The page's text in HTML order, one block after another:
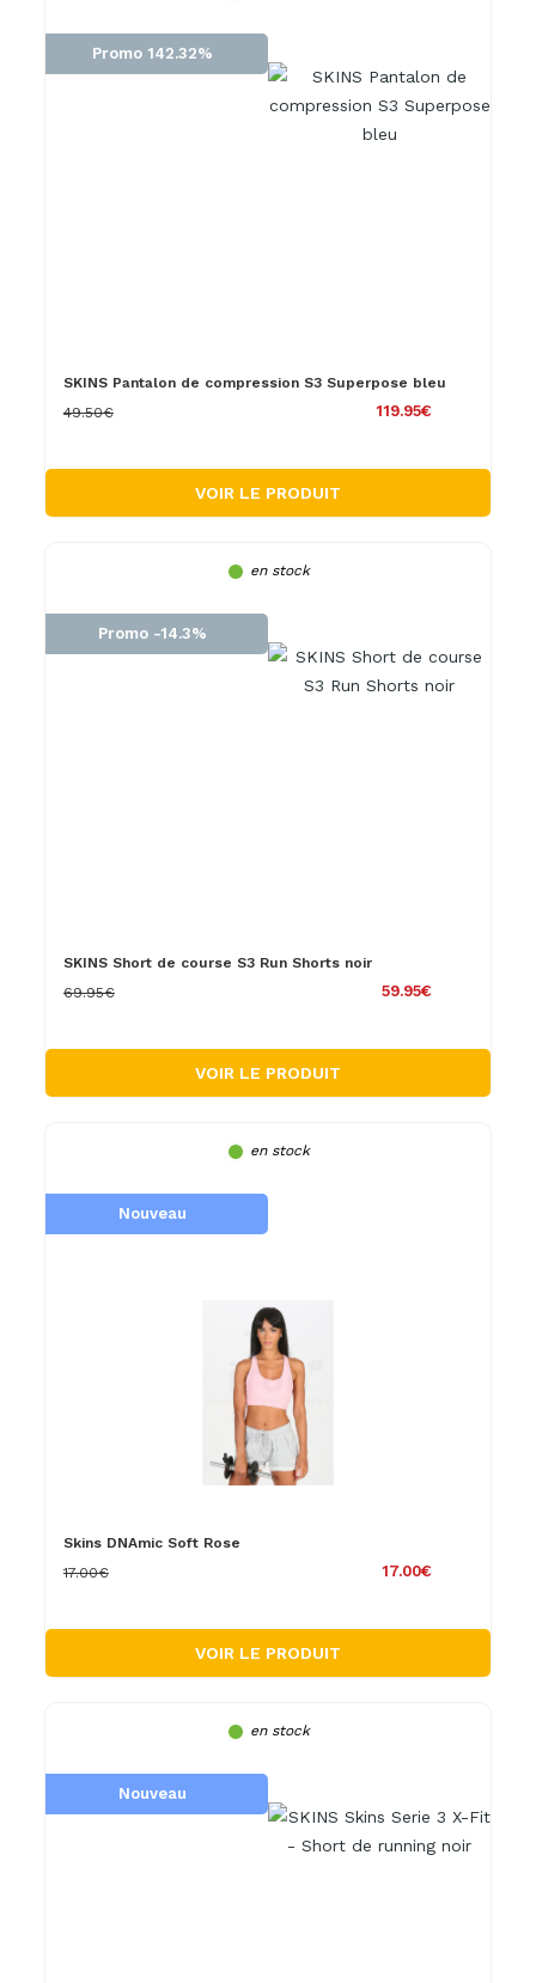
Promo 142.32%
SKINS Pantalon de compression S3 Superpose bleu
119.95€
49.50€
VOIR LE PRODUIT
en stock
Promo -14.3%
SKINS Short de course S3 Run Shorts noir
59.95€
69.95€
VOIR LE PRODUIT
en stock
Nouveau
Skins DNAmic Soft Rose
17.00€
17.00€
VOIR LE PRODUIT
en stock
Nouveau